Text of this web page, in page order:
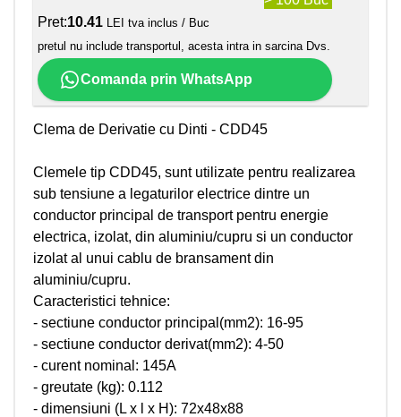
Pret:10.41 LEI tva inclus / Buc
pretul nu include transportul, acesta intra in sarcina Dvs.
Comanda prin WhatsApp
Clema de Derivatie cu Dinti - CDD45
Clemele tip CDD45, sunt utilizate pentru realizarea
sub tensiune a legaturilor electrice dintre un
conductor principal de transport pentru energie
electrica, izolat, din aluminiu/cupru si un conductor
izolat al unui cablu de bransament din
aluminiu/cupru.
Caracteristici tehnice:
- sectiune conductor principal(mm2): 16-95
- sectiune conductor derivat(mm2): 4-50
- curent nominal: 145A
- greutate (kg): 0.112
- dimensiuni (L x l x H): 72x48x88